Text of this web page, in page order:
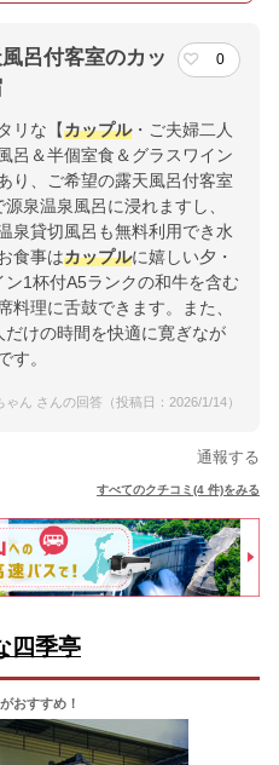
呂付客室のカッ
0
リな【カップル・ご夫婦二人
呂＆半個室食＆グラスワイン
り、ご希望の露天風呂付客室
泉温泉風呂に浸れますし、
泉貸切風呂も無料利用でき水
食事はカップルに嬉しい夕・
1杯付A5ランクの和牛を含む
料理に舌鼓できます。また、
けの時間を快適に寛ぎなが
す。
ゃん さんの回答（投稿日：2026/1/14）
通報する
すべてのクチコミ(4 件)をみる
四季亭
がおすすめ！